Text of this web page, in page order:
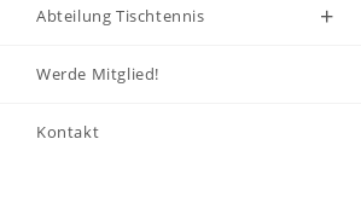
Abteilung Tischtennis
Werde Mitglied!
Kontakt